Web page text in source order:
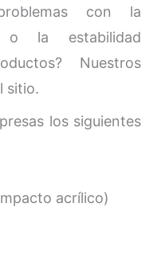
con la
o la estabilidad
Nuestros
sitio.
los siguientes
acrílico)